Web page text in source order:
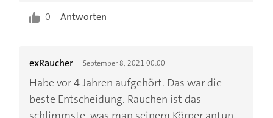
einem Monat ist mir die Lust schon
vergangen
0 Antworten
exRaucher September 8, 2021 00:00
Habe vor 4 Jahren aufgehört. Das war die
beste Entscheidung. Rauchen ist das